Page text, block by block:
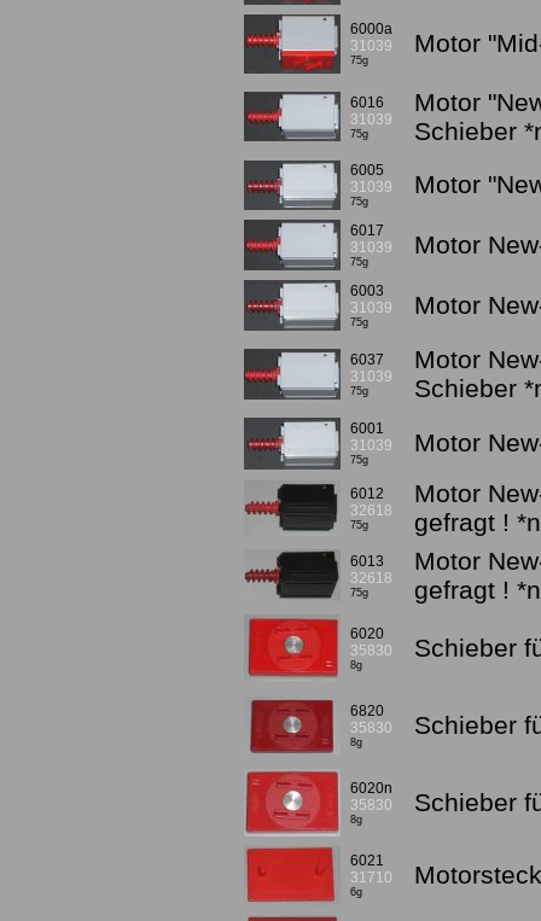
6000a
31039
75g
Motor
6016
31039
75g
Motor
Schieber
6005
31039
75g
Motor
6017
31039
75g
Motor
6003
31039
75g
Motor
6037
31039
75g
Motor
Schieber
6001
31039
75g
Motor
6012
32618
75g
Motor
gefragt !
6013
32618
75g
Motor
gefragt !
6020
35830
8g
Schieber
6820
35830
8g
Schieber
6020n
35830
8g
Schieber
6021
31710
6g